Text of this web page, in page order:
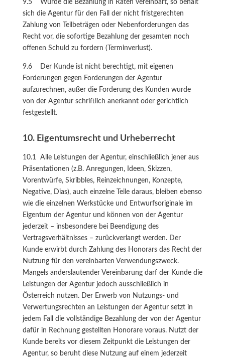
9.5 Wurde die Bezahlung in Raten vereinbart, so behält
sich die Agentur für den Fall der nicht fristgerechten
Zahlung von Teilbeträgen oder Nebenforderungen das
Recht vor, die sofortige Bezahlung der gesamten noch
offenen Schuld zu fordern (Terminverlust).
9.6 Der Kunde ist nicht berechtigt, mit eigenen
Forderungen gegen Forderungen der Agentur
aufzurechnen, außer die Forderung des Kunden wurde
von der Agentur schriftlich anerkannt oder gerichtlich
festgestellt.
10. Eigentumsrecht und Urheberrecht
10.1 Alle Leistungen der Agentur, einschließlich jener aus
Präsentationen (z.B. Anregungen, Ideen, Skizzen,
Vorentwürfe, Skribbles, Reinzeichnungen, Konzepte,
Negative, Dias), auch einzelne Teile daraus, bleiben ebenso
wie die einzelnen Werkstücke und Entwurfsoriginale im
Eigentum der Agentur und können von der Agentur
jederzeit – insbesondere bei Beendigung des
Vertragsverhältnisses – zurückverlangt werden. Der
Kunde erwirbt durch Zahlung des Honorars das Recht der
Nutzung für den vereinbarten Verwendungszweck.
Mangels anderslautender Vereinbarung darf der Kunde die
Leistungen der Agentur jedoch ausschließlich in
Österreich nutzen. Der Erwerb von Nutzungs- und
Verwertungsrechten an Leistungen der Agentur setzt in
jedem Fall die vollständige Bezahlung der von der Agentur
dafür in Rechnung gestellten Honorare voraus. Nutzt der
Kunde bereits vor diesem Zeitpunkt die Leistungen der
Agentur, so beruht diese Nutzung auf einem jederzeit